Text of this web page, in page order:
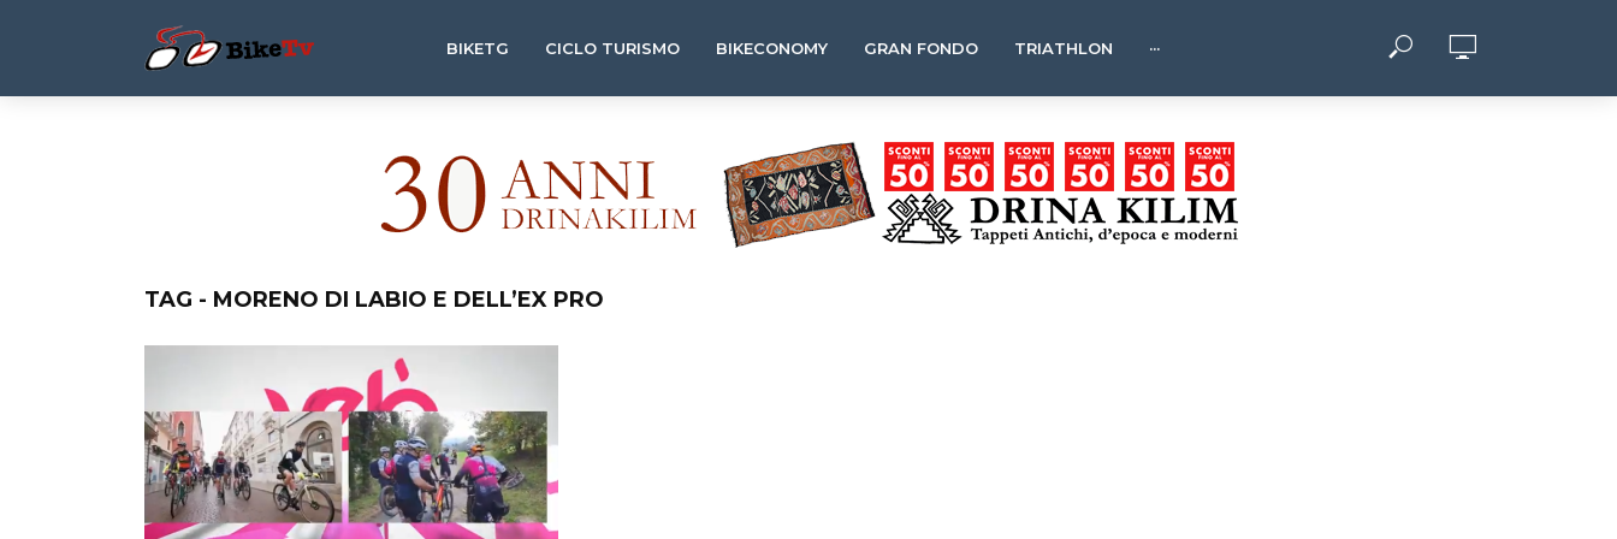
BIKETG CICLO TURISMO BIKECONOMY GRAN FONDO TRIATHLON ···
TAG - MORENO DI LABIO E DELL’EX PRO